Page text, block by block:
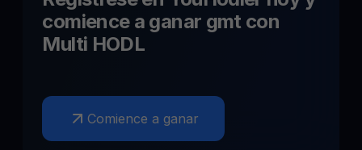
comience a ganar gmt con
Multi HODL
Comience a ganar